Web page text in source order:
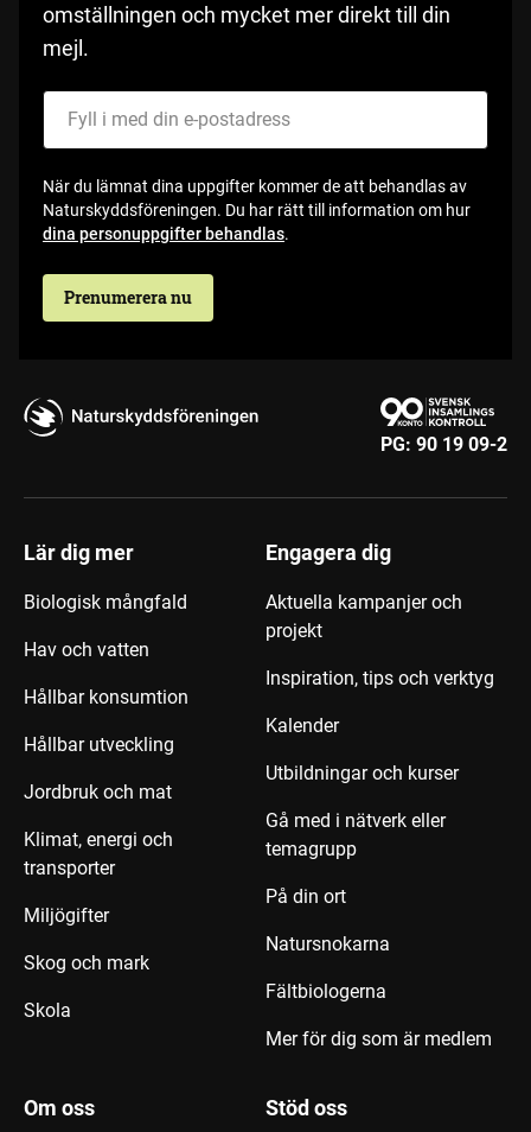
omställningen och mycket mer direkt till din
mejl.
När du lämnat dina uppgifter kommer de att behandlas av
Naturskyddsföreningen. Du har rätt till information om hur
dina personuppgifter behandlas.
Prenumerera nu
PG: 90 19 09-2
Lär dig mer
Biologisk mångfald
Hav och vatten
Hållbar konsumtion
Hållbar utveckling
Jordbruk och mat
Klimat, energi och
transporter
Miljögifter
Skog och mark
Skola
Engagera dig
Aktuella kampanjer och
projekt
Inspiration, tips och verktyg
Kalender
Utbildningar och kurser
Gå med i nätverk eller
temagrupp
På din ort
Natursnokarna
Fältbiologerna
Mer för dig som är medlem
Om oss Stöd oss